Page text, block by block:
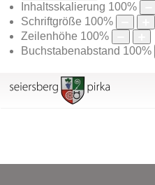
Inhaltsskalierung 100%
Schriftgröße 100%
Zeilenhöhe 100%
Buchstabenabstand 100%